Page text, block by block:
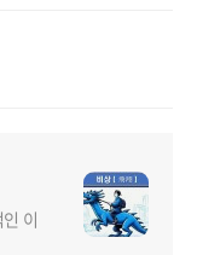
이